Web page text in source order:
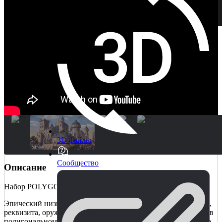
3D файлы
Сообщество
Описание
Набор POLYGON - Fantasy Kingdom Pack
Эпический низкополигональный набор зданий, персонажей,
реквизита, оружия и окружающей среды для создания игры в